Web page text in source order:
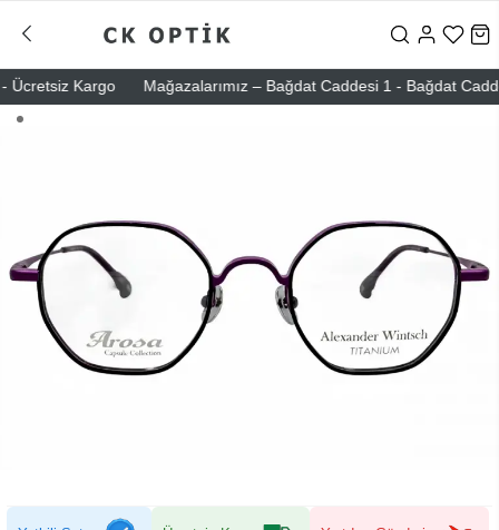
Kargo Mağazalarımız – Bağdat Caddesi 1 - Bağdat